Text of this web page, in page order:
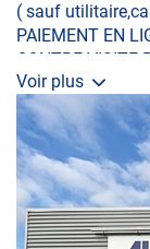
( sauf
PAIEMENT EN
CONTRE VISITE
TARIF VOITURE
TARIF
TARIF CAMPING
Voir plus